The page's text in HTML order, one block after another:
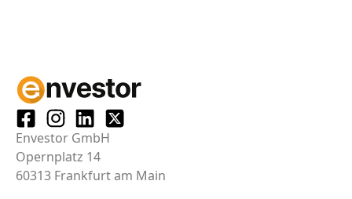
Envestor GmbH
Opernplatz 14
60313 Frankfurt am Main